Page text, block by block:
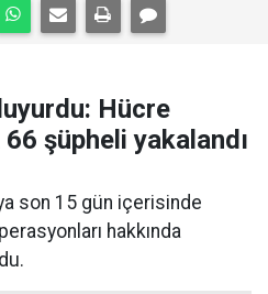
Hücre
şüpheli yakalandı
son 15 gün içerisinde
hakkında